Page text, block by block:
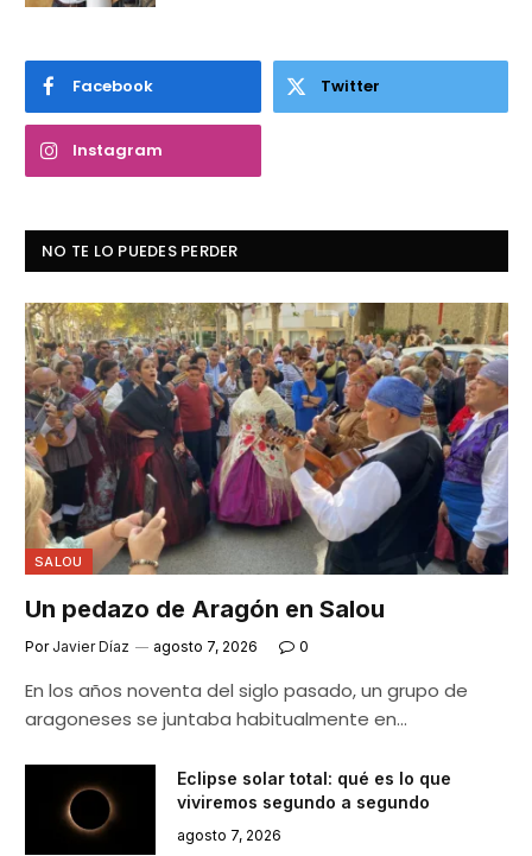
Facebook Twitter
Instagram
NO TE LO PUEDES PERDER
SALOU
Un pedazo de Aragón en Salou
Por Javier Díaz agosto 7, 2026 0
En los años noventa del siglo pasado, un grupo de
aragoneses se juntaba habitualmente en…
Eclipse solar total: qué es lo que
viviremos segundo a segundo
agosto 7, 2026